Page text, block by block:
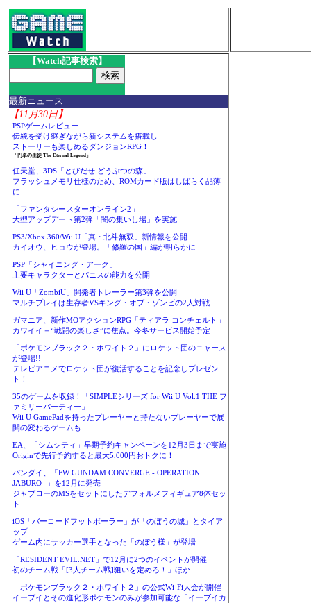
【Watch記事検索】
最新ニュース
【11月30日】
PSPゲームレビュー
伝統を受け継ぎながら新システムを搭載し
ストーリーも楽しめるダンジョンRPG！
「円卓の生徒 The Eternal Legend」
任天堂、3DS「とびだせ どうぶつの森」
フラッシュメモリ仕様のため、ROMカード版はしばらく品薄
に……
「ファンタシースターオンライン2」
大型アップデート第2弾「闇の集いし場」を実施
PS3/Xbox 360/Wii U「真・北斗無双」新情報を公開
カイオウ、ヒョウが登場。「修羅の国」編が明らかに
PSP「シャイニング・アーク」
主要キャラクターとパニスの能力を公開
Wii U「ZombiU」開発者トレーラー第3弾を公開
マルチプレイは生存者VSキング・オブ・ゾンビの2人対戦
ガマニア、新作MOアクションRPG「ティアラ コンチェルト」
カワイイ＋“戦闘の楽しさ”に焦点。今冬サービス開始予定
「ポケモンブラック２・ホワイト２」にロケット団のニャース
が登場!!
テレビアニメでロケット団が復活することを記念しプレゼン
ト！
35のゲームを収録！「SIMPLEシリーズ for Wii U Vol.1 THE フ
ァミリーパーティー」
Wii U GamePadを持ったプレーヤーと持たないプレーヤーで展
開の変わるゲームも
EA、「シムシティ」早期予約キャンペーンを12月3日まで実施
Originで先行予約すると最大5,000円おトクに！
バンダイ、「FW GUNDAM CONVERGE - OPERATION
JABURO -」を12月に発売
ジャブローのMSをセットにしたデフォルメフィギュア8体セッ
ト
iOS「バーコードフットボーラー」が「のぼうの城」とタイア
ップ
ゲーム内にサッカー選手となった「のぼう様」が登場
「RESIDENT EVIL.NET」で12月に2つのイベントが開催
初のチーム戦「[3人チーム戦]狙いを定めろ！」ほか
「ポケモンブラック２・ホワイト２」の公式Wi-Fi大会が開催
イーブイとその進化形ポケモンのみが参加可能な「イーブイカ